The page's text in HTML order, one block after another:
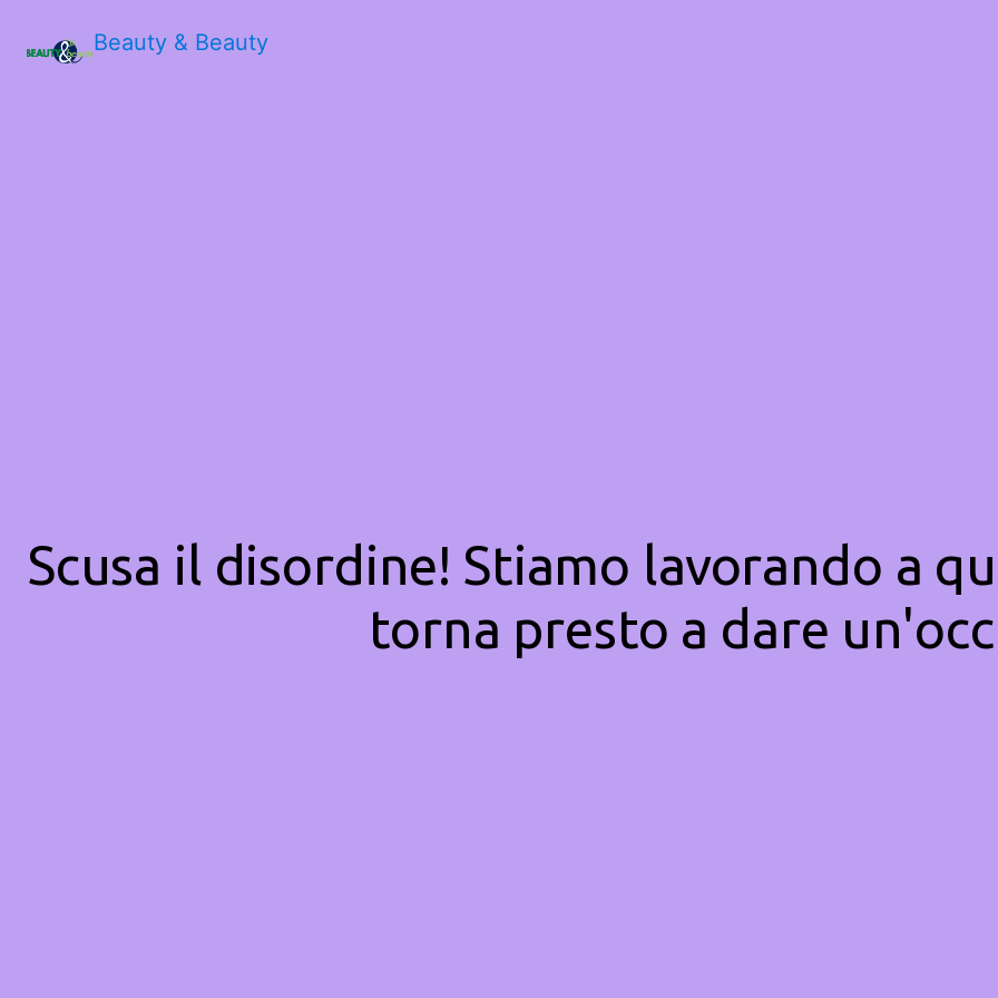
Beauty & Beauty
Scusa il disordine! Stiamo lavorando a
torna presto a dare